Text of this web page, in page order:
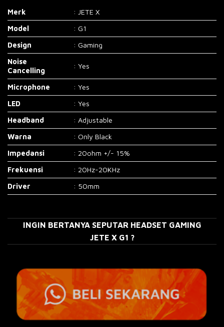
Merk
: JETE X
Model
: G1
Design
: Gaming
Noise
Cancelling
: Yes
Microphone
: Yes
LED
: Yes
Headband
: Adjustable
Warna
: Only Black
Impedansi
: 20ohm +/- 15%
Frekuensi
: 20Hz-20KHz
Driver
: 50mm
INGIN BERTANYA SEPUTAR HEADSET GAMING
JETE X G1 ?